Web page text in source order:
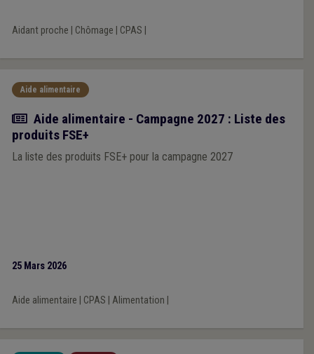
Aidant proche Chômage CPAS
Aide alimentaire
Actualité
Aide alimentaire - Campagne 2027 : Liste des
produits FSE+
La liste des produits FSE+ pour la campagne 2027
25 Mars 2026
Aide alimentaire CPAS Alimentation